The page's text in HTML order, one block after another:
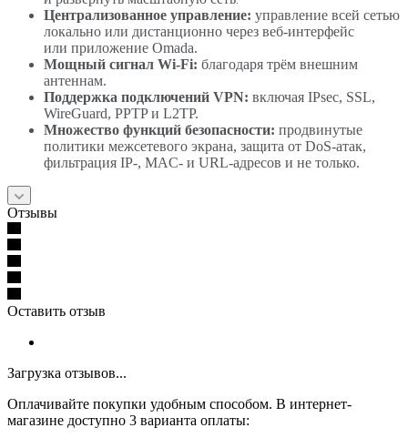
Централизованное управление: управление всей сетью
локально или дистанционно через веб‑интерфейс
или приложение Omada.
Мощный сигнал Wi‑Fi: благодаря трём внешним
антеннам.
Поддержка подключений VPN: включая IPsec, SSL,
WireGuard, PPTP и L2TP.
Множество функций безопасности: продвинутые
политики межсетевого экрана, защита от DoS‑атак,
фильтрация IP‑, MAC‑ и URL‑адресов и не только.
Отзывы
Оставить отзыв
Загрузка отзывов...
Оплачивайте покупки удобным способом. В интернет-
магазине доступно 3 варианта оплаты: